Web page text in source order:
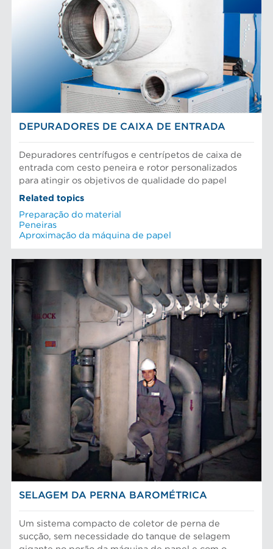
DEPURADORES DE CAIXA DE ENTRADA
Depuradores centrífugos e centrípetos de caixa de
entrada com cesto peneira e rotor personalizados
para atingir os objetivos de qualidade do papel
Related topics
Preparação do material
Peneiras
Aproximação da máquina de papel
SELAGEM DA PERNA BAROMÉTRICA
Um sistema compacto de coletor de perna de
sucção, sem necessidade do tanque de selagem